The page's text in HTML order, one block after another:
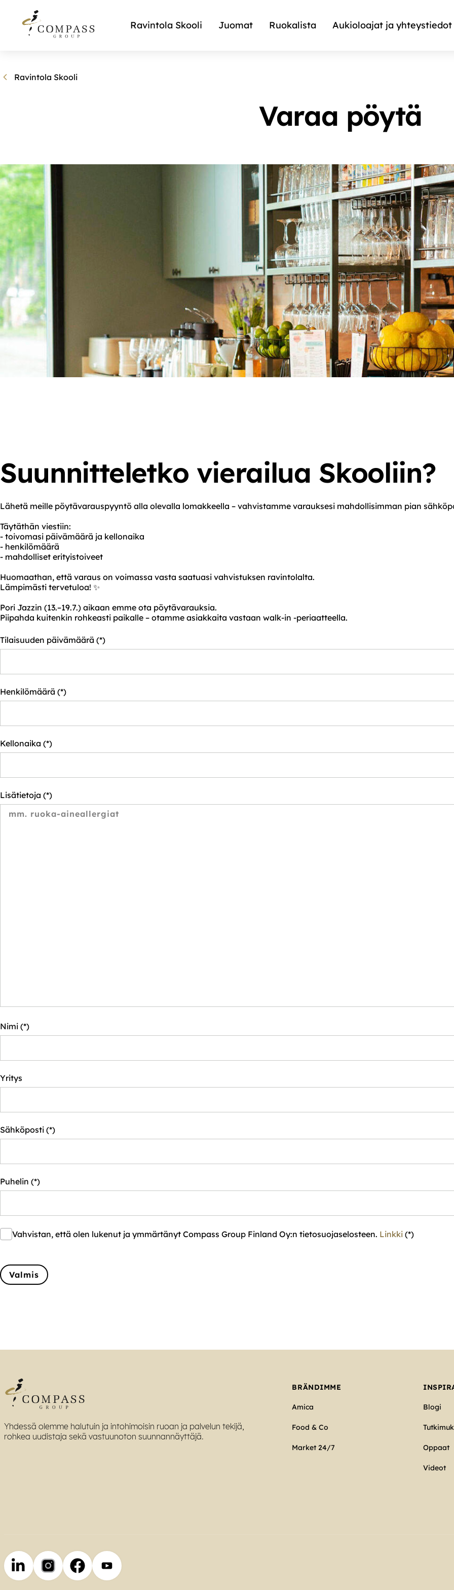
Ravintola Skooli Juomat Ruokalista Aukioloajat ja yhteystiedot
Ravintola Skooli
Varaa pöytä
Suunnitteletko vierailua Skooliin?
Lähetä meille pöytävarauspyyntö alla olevalla lomakkeella – vahvistamme varauksesi mahdollisimman pian
Täytäthän viestiin:
- toivomasi päivämäärä ja kellonaika
- henkilömäärä
- mahdolliset erityistoiveet
Huomaathan, että varaus on voimassa vasta saatuasi vahvistuksen ravintolalta.
Lämpimästi tervetuloa! ✨
Pori Jazzin (13.–19.7.) aikaan emme ota pöytävarauksia.
Piipahda kuitenkin rohkeasti paikalle – otamme asiakkaita vastaan walk-in -periaatteella.
Tilaisuuden päivämäärä
Henkilömäärä
Kellonaika
Lisätietoja
Nimi
Yritys
Sähköposti
Puhelin
Vahvistan, että olen lukenut ja ymmärtänyt Compass Group Finland Oy:n tietosuojaselosteen. Linkki (*)
Valmis
Yhdessä olemme halutuin ja intohimoisin ruoan ja palvelun tekijä,
rohkea uudistaja sekä vastuunoton suunnannäyttäjä.
BRÄNDIMME
Amica
Food & Co
Market 24/7
Blogi
Oppaat
Videot